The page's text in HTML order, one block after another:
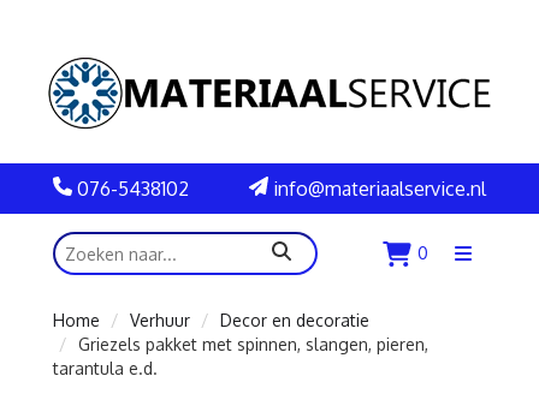
076-5438102 info@materiaalservice.nl
zoeken 0
Menu
Home
Verhuur
Decor en decoratie
Griezels pakket met spinnen, slangen, pieren,
tarantula e.d.